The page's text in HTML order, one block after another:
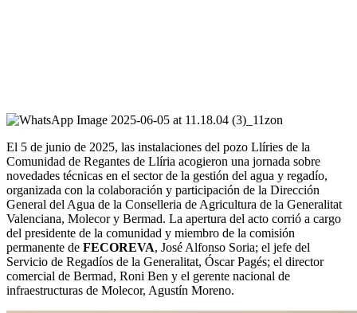
El 5 de junio de 2025, las instalaciones del pozo Llíries de la
Comunidad de Regantes de Llíria acogieron una jornada sobre
novedades técnicas en el sector de la gestión del agua y regadío,
organizada con la colaboración y participación de la Dirección
General del Agua de la Conselleria de Agricultura de la Generalitat
Valenciana, Molecor y Bermad. La apertura del acto corrió a cargo
del presidente de la comunidad y miembro de la comisión
permanente de FECOREVA, José Alfonso Soria; el jefe del
Servicio de Regadíos de la Generalitat, Óscar Pagés; el director
comercial de Bermad, Roni Ben y el gerente nacional de
infraestructuras de Molecor, Agustín Moreno.